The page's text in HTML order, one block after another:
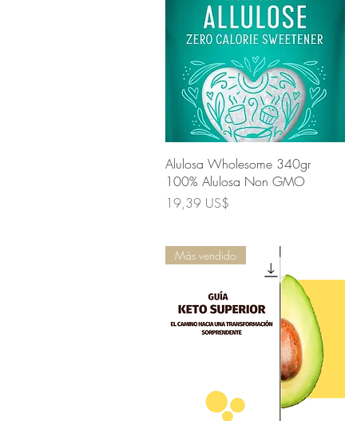
Vista rápida
Alulosa Wholesome 340gr
100% Alulosa Non GMO
Precio
19,39 US$
Más vendido